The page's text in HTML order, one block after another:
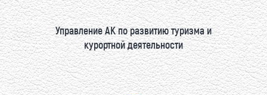
Управление АК по развитию туризма и
курортной деятельности